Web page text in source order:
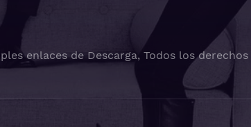
enlaces de Descarga, Todos los derechos